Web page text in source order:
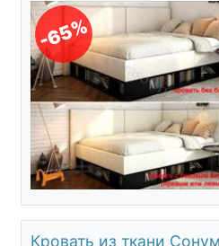
-65%
Кровать из ткани